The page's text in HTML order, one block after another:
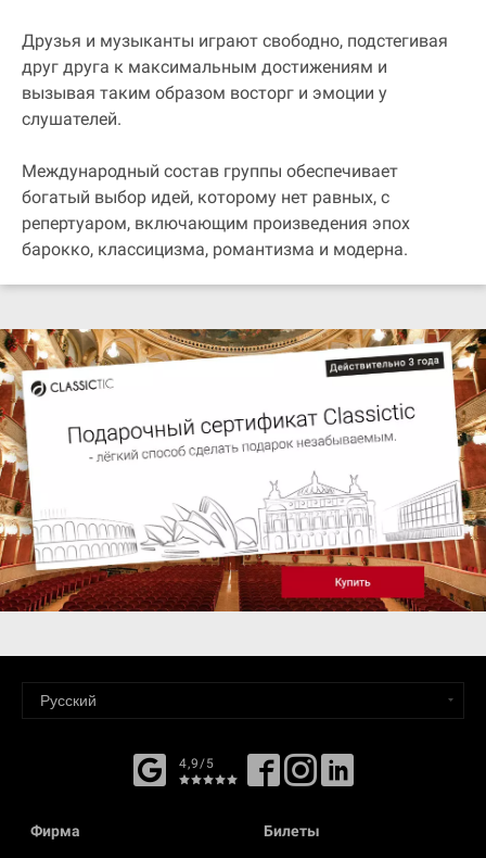
Друзья и музыканты играют свободно, подстегивая
друг друга к максимальным достижениям и
вызывая таким образом восторг и эмоции у
слушателей.
Международный состав группы обеспечивает
богатый выбор идей, которому нет равных, с
репертуаром, включающим произведения эпох
барокко, классицизма, романтизма и модерна.
4,9/5
Фирма Билеты